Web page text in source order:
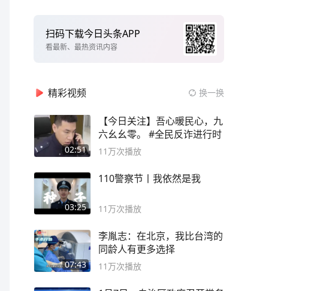
扫码下载今日头条APP
看最新、最热资讯内容
精彩视频 换一换
02:51
【今日关注】吾心暖民心，九
六幺幺零。 #全民反诈进行时
11万次播放
03:25
110警察节丨我依然是我
11万次播放
07:43
李胤志：在北京，我比台湾的
同龄人有更多选择
11万次播放